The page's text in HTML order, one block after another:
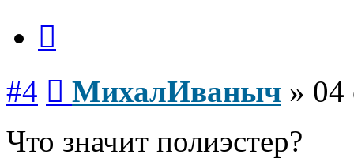
#4 МихалИваныч » 04
Что значит полиэстер?